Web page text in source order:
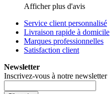
Afficher plus d'avis
Service client personnalisé
Livraison rapide à domicile
Marques professionnelles
Satisfaction client
Newsletter
Inscrivez-vous à notre newsletter